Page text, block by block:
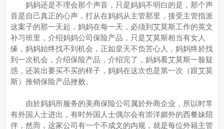
妈妈还是不理会那个声音，只是妈妈不明白的是，那个声
音是自己真正的心声，打从在妈妈从主管那里，接受主管指派
这案子的那一天起，妈妈在每一天，必须到艾莫斯工作的英文
补习班里，介绍妈妈公司保险产品，只是艾莫斯相当有女人
缘，妈妈始终找不到机会，正如皇天不负苦心人，妈妈终於找
到一次机会，介绍保险产品，介绍完了，妈妈看艾莫斯一脸疑
惑，还装出要买不买的样子，妈妈在这次也是第一次（跟艾莫
斯）推销保险产品挫败。
由於妈妈所服务的美商保险公司属於外商企业，所以时常
有外国人士进出，有时外国人士偶尔会有崇洋媚外的西餐妹陪
伴，然而，这家公司有一个不成文的内规，就是每位外籍主管